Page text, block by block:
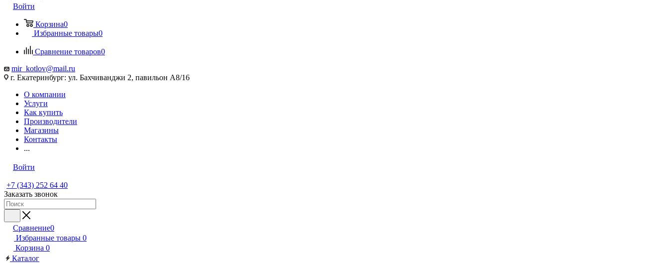
Войти
Корзина0
Избранные товары0
Сравнение товаров0
mir_kotlov@mail.ru
г. Екатеринбург: ул. Бахчиванджи 2, павильон А8/16
О компании
Услуги
Как купить
Производители
Магазины
Контакты
...
Войти
+7 (343) 252 64 40
Заказать звонок
Сравнение0
Избранные товары 0
Корзина 0
Каталог